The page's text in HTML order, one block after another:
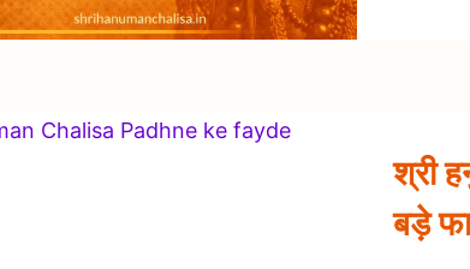
श्री
बड़े